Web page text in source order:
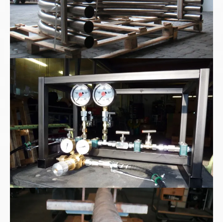
High pressure Test Kit
Hochstromkabel Hochvoltkabel wassergekühlt